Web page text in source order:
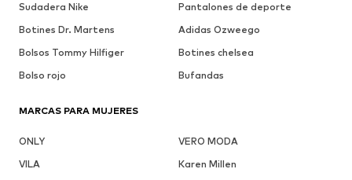
Sudadera Nike
Pantalones de deporte
Botines Dr. Martens
Adidas Ozweego
Bolsos Tommy Hilfiger
Botines chelsea
Bolso rojo
Bufandas
MARCAS PARA MUJERES
ONLY
VERO MODA
VILA
Karen Millen